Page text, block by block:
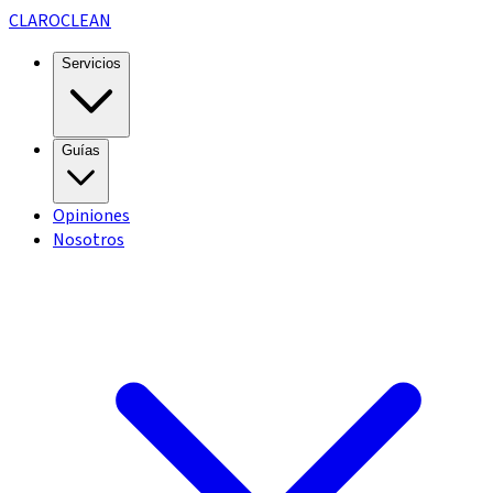
CLAROCLEAN
Servicios
Guías
Opiniones
Nosotros